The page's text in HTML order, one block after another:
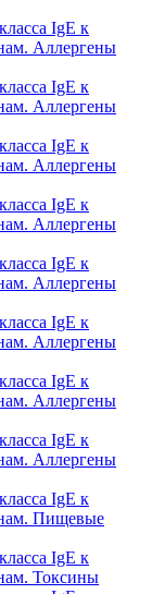
IgE к
Аллергены
IgE к
Аллергены
IgE к
Аллергены
IgE к
Аллергены
IgE к
Аллергены
IgE к
Аллергены
IgE к
Аллергены
IgE к
Аллергены
IgE к
Пищевые
IgE к
Токсины